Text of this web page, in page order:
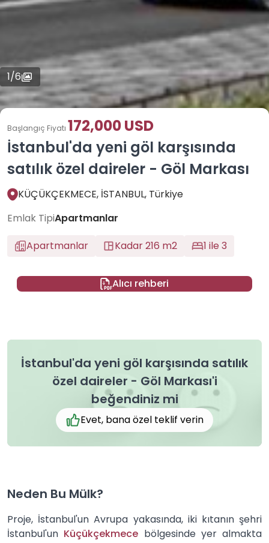
1/6
İstanbul'da yeni göl karşısında
satılık özel daireler - Göl Markası
Başlangıç Fiyatı 172,000 USD
KÜÇÜKÇEKMECE, İSTANBUL, Türkiye
Emlak TipiApartmanlar
Apartmanlar
Kadar 216 m2 1 ile 3
Alıcı rehberi
İstanbul'da yeni göl karşısında satılık
özel daireler - Göl Markası'i
beğendiniz mi
Evet, bana özel teklif verin
Neden Bu Mülk?
Proje, İstanbul'un Avrupa yakasında, iki kıtanın şehri
İstanbul'un Küçükçekmece bölgesinde yer almakta